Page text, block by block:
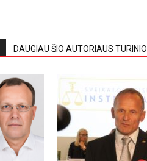
DAUGIAU ŠIO AUTORIAUS TURINIO